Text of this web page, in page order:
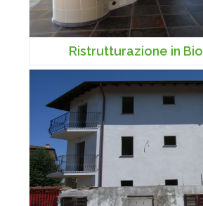
Ristrutturazione in